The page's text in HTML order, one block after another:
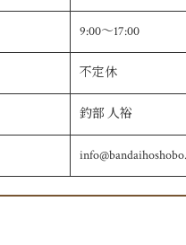
9:00〜17:00
不定休
釣部 人裕